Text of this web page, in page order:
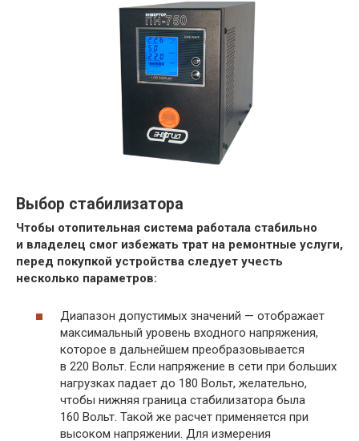
Выбор стабилизатора
Чтобы отопительная система работала стабильно
и владелец смог избежать трат на ремонтные услуги,
перед покупкой устройства следует учесть
несколько параметров:
Диапазон допустимых значений — отображает
максимальный уровень входного напряжения,
которое в дальнейшем преобразовывается
в 220 Вольт. Если напряжение в сети при больших
нагрузках падает до 180 Вольт, желательно,
чтобы нижняя граница стабилизатора была
160 Вольт. Такой же расчет применяется при
высоком напряжении. Для измерения